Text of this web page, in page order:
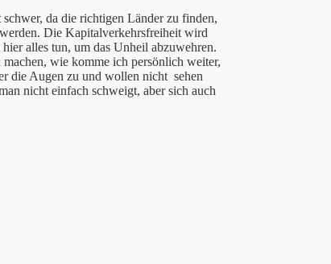
da die richtigen Länder zu finden,
Die Kapitalverkehrsfreiheit wird
alles tun, um das Unheil abzuwehren.
wie komme ich persönlich weiter,
die Augen zu und wollen nicht sehen
nicht einfach schweigt, aber sich auch